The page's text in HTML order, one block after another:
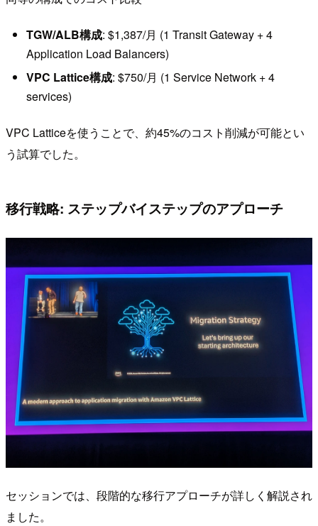
TGW/ALB構成: $1,387/月 (1 Transit Gateway + 4
Application Load Balancers)
VPC Lattice構成: $750/月 (1 Service Network + 4
services)
VPC Latticeを使うことで、約45%のコスト削減が可能とい
う試算でした。
移行戦略: ステップバイステップのアプローチ
セッションでは、段階的な移行アプローチが詳しく解説され
ました。